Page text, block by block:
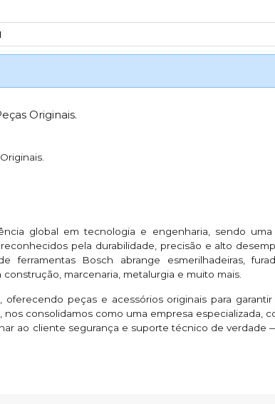
Originais.
global em tecnologia e engenharia, sendo uma
pela durabilidade, precisão e alto
Bosch abrange esmerilhadeiras,
marcenaria, metalurgia e muito mais.
, oferecendo peças e acessórios originais para
consolidamos como uma empresa especializada,
ao cliente segurança e suporte técnico de verdade